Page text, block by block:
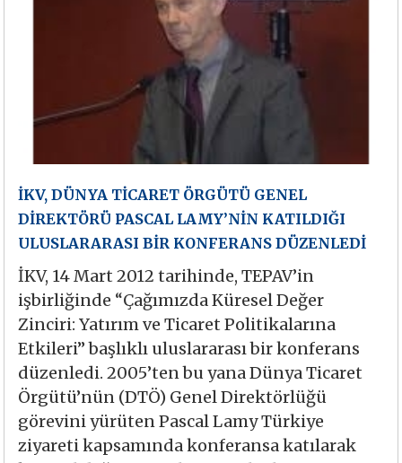
İKV, DÜNYA TİCARET ÖRGÜTÜ GENEL
DİREKTÖRÜ PASCAL LAMY’NİN KATILDIĞI
ULUSLARARASI BİR KONFERANS DÜZENLEDİ
İKV, 14 Mart 2012 tarihinde, TEPAV’in
işbirliğinde “Çağımızda Küresel Değer
Zinciri: Yatırım ve Ticaret Politikalarına
Etkileri” başlıklı uluslararası bir konferans
düzenledi. 2005’ten bu yana Dünya Ticaret
Örgütü’nün (DTÖ) Genel Direktörlüğü
görevini yürüten Pascal Lamy Türkiye
ziyareti kapsamında konferansa katılarak